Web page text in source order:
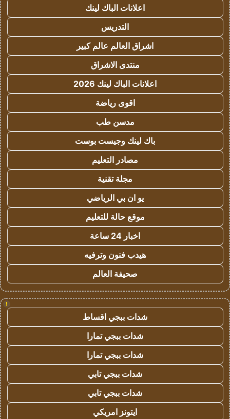
اعلانات الباك لينك
التدريس
اشراق العالم عالم كبير
منتدى الاشراق
اعلانات الباك لينك 2026
اقوى رياضة
مدسن طب
باك لينك وجيست بوست
مصادر التعليم
مجلة تقنية
يو ان بي الرياضي
موقع حالة للتعليم
اخبار 24 ساعة
هيدب فنون وترفيه
صحيفة العالم
!
شدات ببجي اقساط
شدات ببجي تمارا
شدات ببجي تمارا
شدات ببجي تابي
شدات ببجي تابي
ايتونز امريكي